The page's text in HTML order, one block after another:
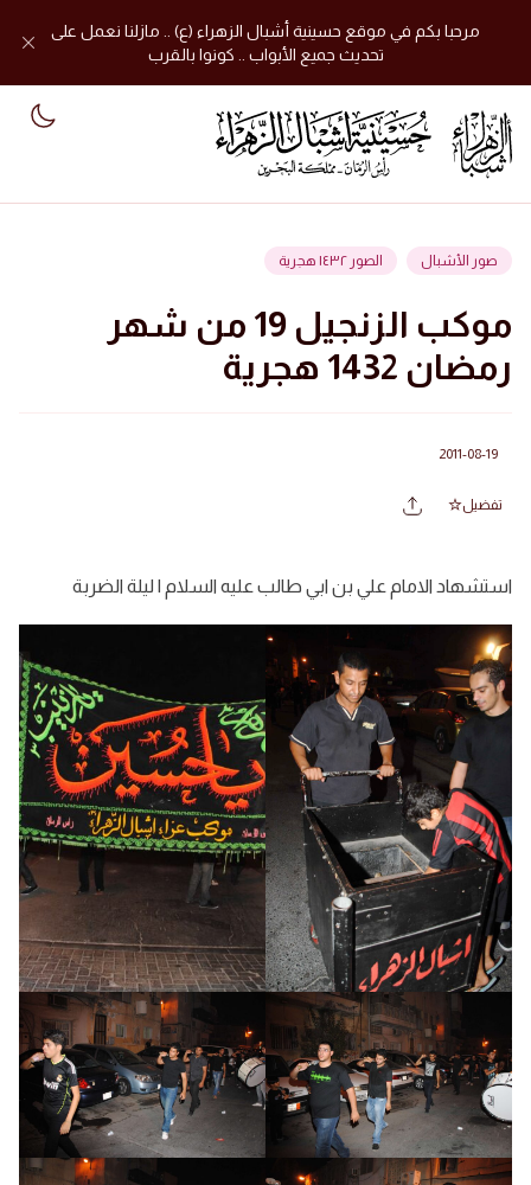
مرحبا بكم في موقع حسينية أشبال الزهراء (ع) .. مازلنا نعمل على
تحديث جميع الأبواب .. كونوا بالقرب
صور الأشبال الصور ١٤٣٢ هجرية
موكب الزنجيل 19 من شهر
رمضان 1432 هجرية
2011-08-19
تفضيل
استشهاد الامام علي بن ابي طالب عليه السلام | ليلة الضربة